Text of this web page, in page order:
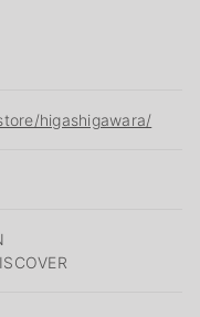
higashigawara/